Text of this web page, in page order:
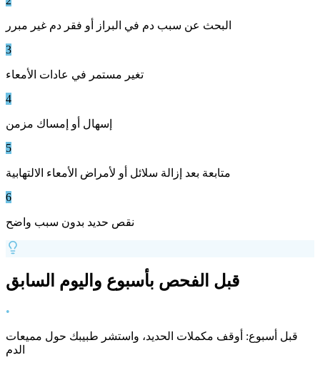
البحث عن سبب دم في البراز أو فقر دم غير مبرر
3
تغير مستمر في عادات الأمعاء
4
إسهال أو إمساك مزمن
5
متابعة بعد إزالة سلائل أو لأمراض الأمعاء الالتهابية
6
نقص حديد بدون سبب واضح
قبل الفحص بأسبوع واليوم السابق
•
قبل أسبوع: أوقف مكملات الحديد، واستشر طبيبك حول مميعات
الدم